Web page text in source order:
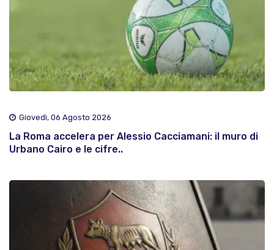
Giovedì, 06 Agosto 2026
La Roma accelera per Alessio Cacciamani: il muro di
Urbano Cairo e le cifre..